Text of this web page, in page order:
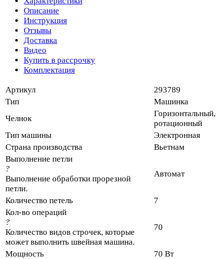
Описание
Инструкция
Отзывы
Доставка
Видео
Купить в рассрочку
Комплектация
Артикул
293789
Тип
Машинка
Челнок
Горизонтальный,
ротационный
Тип машины
Электронная
Страна производства
Вьетнам
Выполнение петли
?
Выполнение обработки прорезной
петли.
Автомат
Количество петель
7
Кол-во операций
?
Количество видов строчек, которые
может выполнить швейная машина.
70
Мощность
70 Вт